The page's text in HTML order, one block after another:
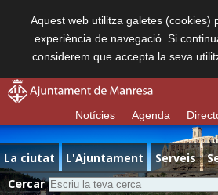
Aquest web utilitza galetes (cookies)
experiència de navegació. Si
considerem que accepta la seva
Notícies Agenda
La ciutat L'Ajuntament Serveis
Cercar